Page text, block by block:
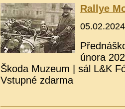
Rallye
února
Škoda Muzeum | sál L&K
Vstupné zdarma